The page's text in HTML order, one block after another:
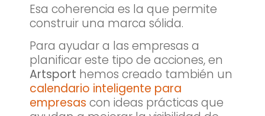
Esa coherencia es la que permite
construir una marca sólida.
Para ayudar a las empresas a
planificar este tipo de acciones, en
Artsport hemos creado también un
calendario inteligente para
empresas con ideas prácticas que